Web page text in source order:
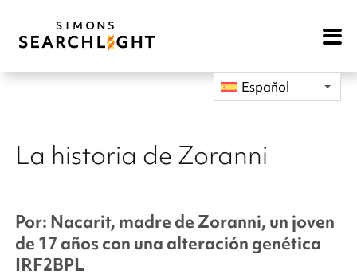
Open
Español
La historia de Zoranni
Por: Nacarit, madre de Zoranni, un joven
de 17 años con una alteración genética
IRF2BPL